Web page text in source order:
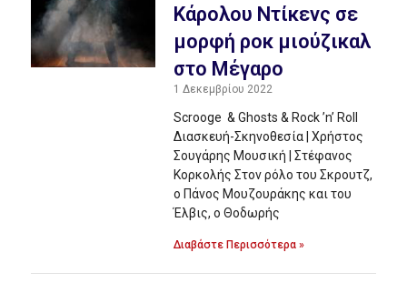
Κάρολου Ντίκενς σε
μορφή ροκ μιούζικαλ
στο Μέγαρο
1 Δεκεμβρίου 2022
Scrooge & Ghosts & Rock ’n’ Roll
Διασκευή-Σκηνοθεσία | Χρήστος
Σουγάρης Μουσική | Στέφανος
Κορκολής Στον ρόλο του Σκρουτζ,
ο Πάνος Μουζουράκης και του
Έλβις, ο Θοδωρής
Διαβάστε Περισσότερα »